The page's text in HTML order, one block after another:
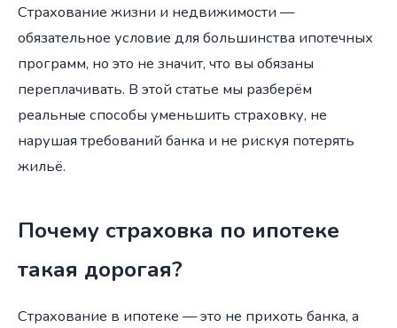
Страхование жизни и недвижимости —
обязательное условие для большинства ипотечных
программ, но это не значит, что вы обязаны
переплачивать. В этой статье мы разберём
реальные способы уменьшить страховку, не
нарушая требований банка и не рискуя потерять
жильё.
Почему страховка по ипотеке
такая дорогая?
Страхование в ипотеке — это не прихоть банка, а